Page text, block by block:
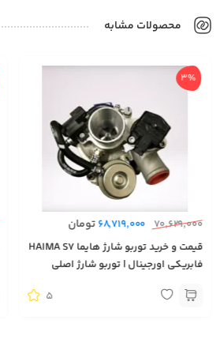
محصولات مشابه
3%
70,629,000
68,719,000 تومان
قیمت و خرید توربو شارژ هایما HAIMA S7
فابریکی اورجینال | توربو شارژ اصلی
شارژ فابریکی هایما اس۷
5